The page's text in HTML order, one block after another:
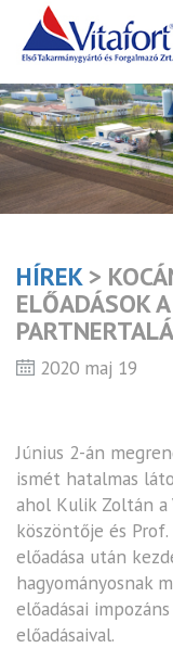
HÍREK>
ELŐADÁSOK
2020 maj 19
Június 2-án
ismét hatalmas
ahol Kulik Zoltán
köszöntője és
előadása után
hagyományosnak
előadásai
előadásaival.